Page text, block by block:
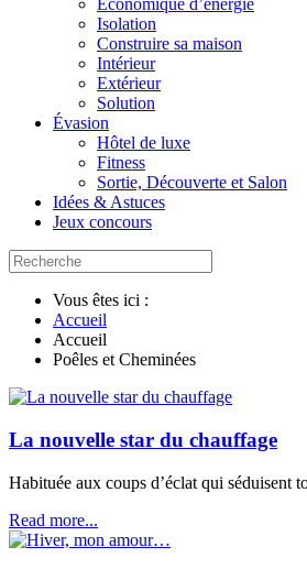
Economique d’énergie
Isolation
Construire sa maison
Intérieur
Extérieur
Solution
Évasion
Hôtel de luxe
Fitness
Sortie, Découverte et Salon
Idées & Astuces
Jeux concours
Vous êtes ici :
Accueil
Accueil
Poêles et Cheminées
La nouvelle star du chauffage
Habituée aux coups d’éclat qui séduisent
Read more...